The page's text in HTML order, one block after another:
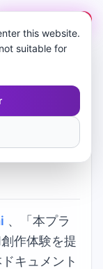
this website.
suitable for
リシー
、「本プラ
作体験を提
キュメント